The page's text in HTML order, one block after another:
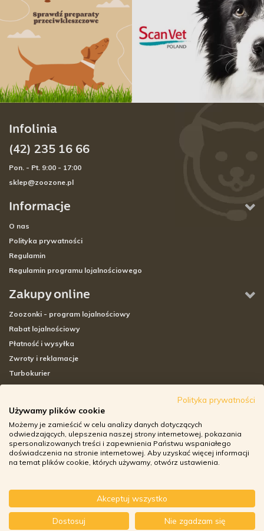
+ DO KOSZYKA
© ZOOZONE.PL 2018
DESIGN BY TONIK
Informacje
O nas
Polityka prywatności
Regulamin
Regulamin programu lojalnościowego
Zakupy online
Zoozonki - program lojalnościowy
Rabat lojalnościowy
Płatność i wysyłka
Zwroty i reklamacje
Turbokurier
Adresy sklepów stacjonarnych
Godziny otwarcia sklepów
Aplikacja zoozone.pl
Zwroty i reklamacje
Infolinia
(42) 235 16 66
Pon. - Pt. 9:00 - 17:00
sklep@zoozone.pl
Polityka prywatności
Używamy plików cookie
Możemy je zamieścić w celu analizy danych dotyczących
odwiedzających, ulepszenia naszej strony internetowej, pokazania
spersonalizowanych treści i zapewnienia Państwu wspaniałego
doświadczenia na stronie internetowej. Aby uzyskać więcej informacji
na temat plików cookie, których używamy, otwórz ustawienia.
Akceptuj wszystko
Dostosuj Nie zgadzam się